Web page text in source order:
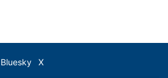
Bluesky X